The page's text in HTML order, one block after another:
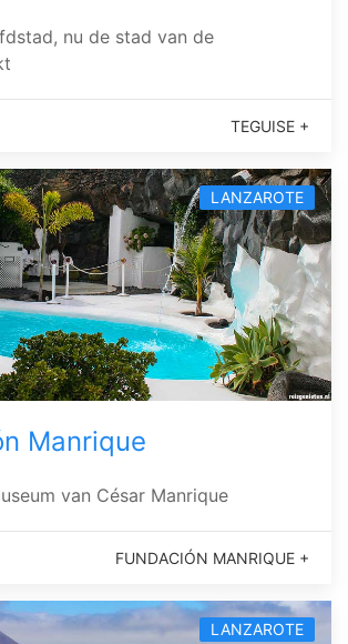
nu de stad van de
TEGUISE +
LANZAROTE
Manrique
van César Manrique
FUNDACIÓN MANRIQUE +
LANZAROTE